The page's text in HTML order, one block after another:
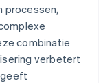
processen,
combinatie
verbetert
geeft